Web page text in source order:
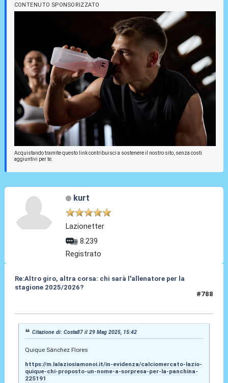
CONTENUTO SPONSORIZZATO
Acquistando tramite questo link contribuisci a sostenere il nostro sito, senza costi
aggiuntivi per te.
kurt
Lazionetter
8.239
Registrato
Re:Altro giro, altra corsa: chi sarà l'allenatore per la
stagione 2025/2026?
#788
Citazione di: Costa87 il 29 Mag 2025, 15:42
Quique Sánchez Flores
https://m.lalaziosiamonoi.it/in-evidenza/calciomercato-lazio-
quique-chi-proposto-un-nome-a-sorpresa-per-la-panchina-
225191